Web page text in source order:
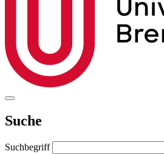
Suche
Suchbegriff